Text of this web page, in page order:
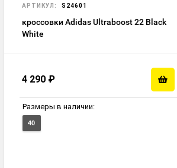
АРТИКУЛ: S24601
кроссовки Adidas Ultraboost 22 Black
White
4 290 ₽
Размеры в наличии:
40